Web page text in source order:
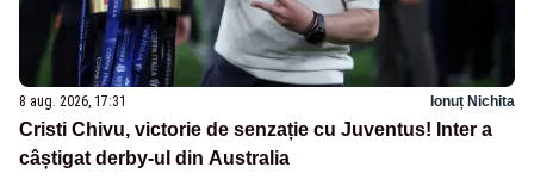
8 aug. 2026, 17:31 Ionuț Nichita
Cristi Chivu, victorie de senzație cu Juventus! Inter a
câștigat derby-ul din Australia